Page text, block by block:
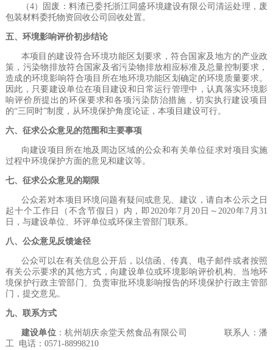
（4）固废 ：料渣已委托浙江同盛环境建设有限公司清运处理，废
包装材料委托物资回收公司回收处置。
五、环境影响评价初步结论
本项目的建设符合环境功能区划要求，符合国家及地方的产业政
策，污染物排放符合国家及省污染物排放相应标准及总量控制要求，
造成的环境影响符合项目所在地环境功能区划确定的环境质量要求。
因此，只要建设单位在项目建设和日常运行管理中，认真落实环境影
响评价所提出的环保要求和各项污染防治措施，切实执行建设项目
的“三同时”制度，从环境保护角度论证，本项目建设可行。
六、征求公众意见的范围和主要事项
向建设项目所在地及周边区域的公众和有关单位征求对项目实施
过程中环境保护方面的意见和建议等。
七、征求公众意见的期限
公众若对本项目环境问题有疑问或意见、建议，请自本公示之日
起十个工作日（不含节假日）内，即2020年7月20日～2020年7月31
日，与建设单位、环评单位或环保主管部门联系。
八、公众意见反馈途径
公众可以在有关信息公开后，以信函、传真、电子邮件或者按照
有关公示要求的其他方式，向建设单位或环境影响评价机构、当地环
境保护行政主管部门、负责审批环境影响报告的环境保护行政主管部
门，提交意见。
九、联系方式
建设单位：杭州胡庆余堂天然食品有限公司 联系人：潘
工 电话：0571-88998210